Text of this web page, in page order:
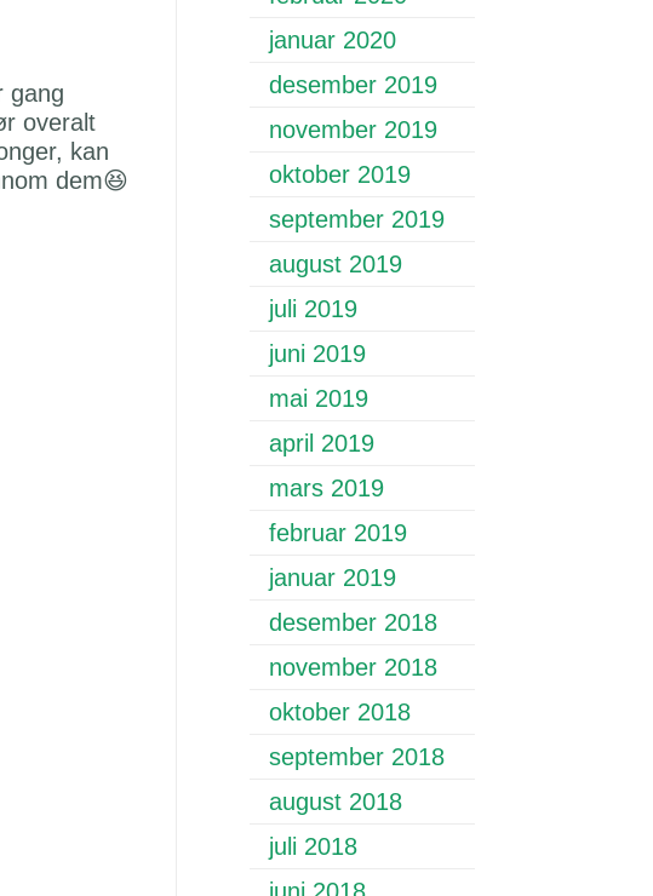
gang
overalt
kan
dem😆
januar 2020
desember 2019
november 2019
oktober 2019
september 2019
august 2019
juli 2019
juni 2019
mai 2019
april 2019
mars 2019
februar 2019
januar 2019
desember 2018
november 2018
oktober 2018
september 2018
august 2018
juli 2018